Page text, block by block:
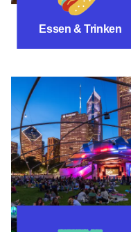
Essen & Trinken
Festivals